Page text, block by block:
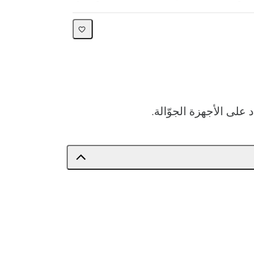
الأجهزة الجوّالة.